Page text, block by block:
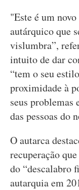
"Este é um
autárquico que
vislumbra”,
intuito de dar
“tem o seu
proximidade à
seus problemas
das pessoas do
O autarca
recuperação
do “descalabro
autarquia em